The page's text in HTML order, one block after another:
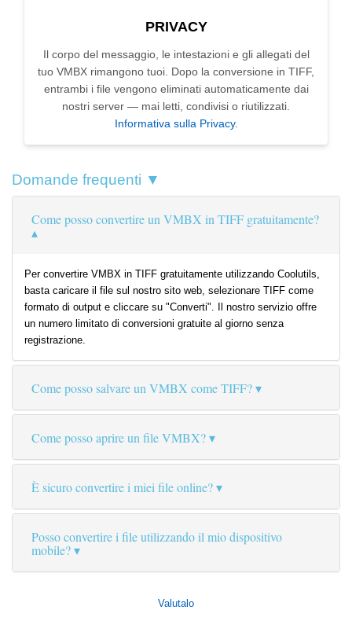
PRIVACY
Il corpo del messaggio, le intestazioni e gli allegati del
tuo VMBX rimangono tuoi. Dopo la conversione in TIFF,
entrambi i file vengono eliminati automaticamente dai
nostri server — mai letti, condivisi o riutilizzati.
Informativa sulla Privacy.
Domande frequenti ▼
Come posso convertire un VMBX in TIFF gratuitamente?
Per convertire VMBX in TIFF gratuitamente utilizzando Coolutils,
basta caricare il file sul nostro sito web, selezionare TIFF come
formato di output e cliccare su "Converti". Il nostro servizio offre
un numero limitato di conversioni gratuite al giorno senza
registrazione.
Come posso salvare un VMBX come TIFF?
Come posso aprire un file VMBX?
È sicuro convertire i miei file online?
Posso convertire i file utilizzando il mio dispositivo
mobile?
Valutalo